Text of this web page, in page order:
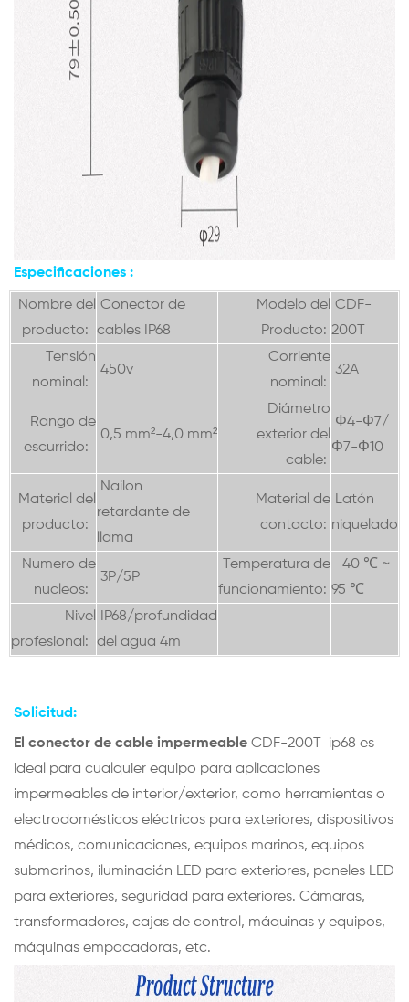
Especificaciones :
Nombre del
producto:
Conector de
cables IP68
Modelo del
Producto:
CDF-
200T
Tensión
nominal:
450v
Corriente
nominal:
32A
Rango de
escurrido:
0,5 mm²-4,0 mm²
Diámetro
exterior del
cable:
Φ4-Φ7/
Φ7-Φ10
Material del
producto:
Nailon
retardante de
llama
Material de
contacto:
Latón
niquelado
Numero de
nucleos:
3P/5P
Temperatura de
funcionamiento:
-40 ℃ ~
95 ℃
Nivel
profesional:
IP68/profundidad
del agua 4m
Solicitud:
El conector de cable impermeable CDF-200T
ip68 es
ideal para cualquier equipo para aplicaciones
impermeables de interior/exterior, como herramientas o
electrodomésticos eléctricos para exteriores, dispositivos
médicos, comunicaciones, equipos marinos, equipos
submarinos, iluminación LED para exteriores, paneles LED
para exteriores, seguridad para exteriores. Cámaras,
transformadores, cajas de control, máquinas y equipos,
máquinas empacadoras, etc.